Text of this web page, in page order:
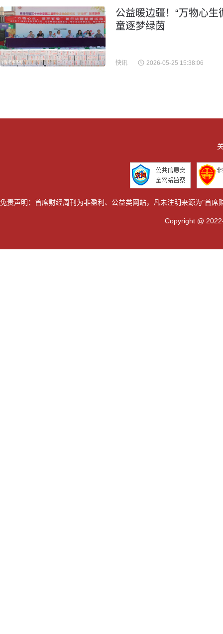
公益暖边疆！“万物心
童逐梦绿茵
快讯 2026-05-25 15:38:06
免责声明：首席财经周刊为非盈利、公益类网站，凡未注明来源为"首
Copyright @